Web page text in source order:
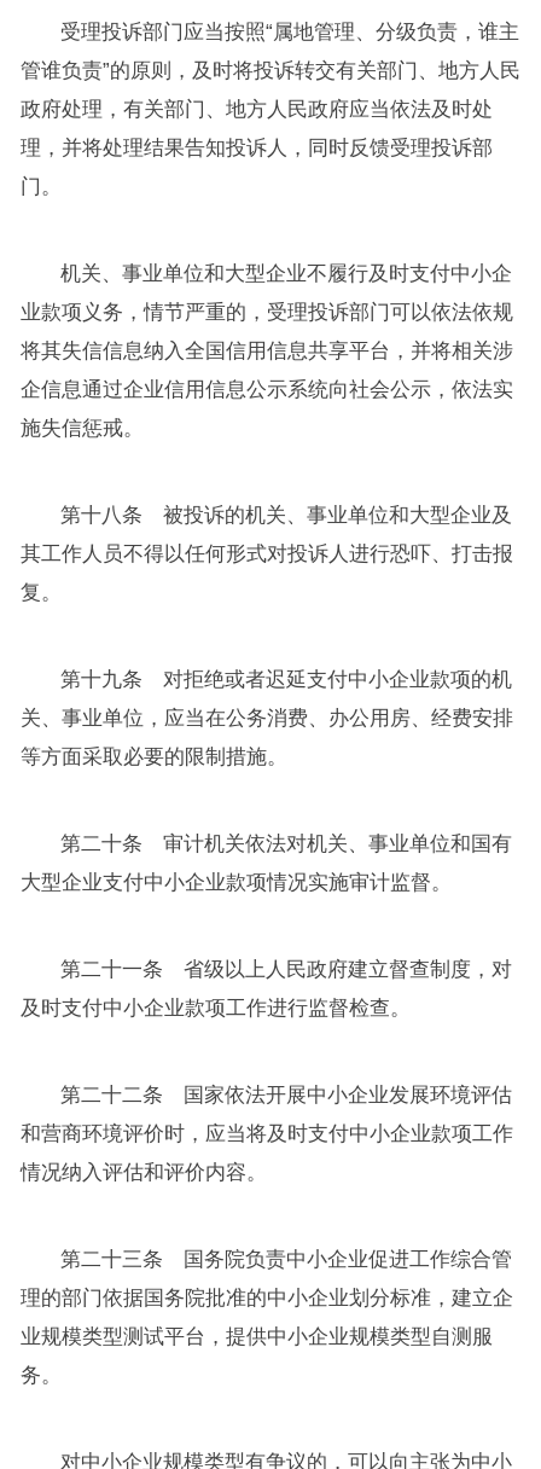
受理投诉部门应当按照“属地管理、分级负责，谁主
管谁负责”的原则，及时将投诉转交有关部门、地方人民
政府处理，有关部门、地方人民政府应当依法及时处
理，并将处理结果告知投诉人，同时反馈受理投诉部
门。
机关、事业单位和大型企业不履行及时支付中小企
业款项义务，情节严重的，受理投诉部门可以依法依规
将其失信信息纳入全国信用信息共享平台，并将相关涉
企信息通过企业信用信息公示系统向社会公示，依法实
施失信惩戒。
第十八条 被投诉的机关、事业单位和大型企业及
其工作人员不得以任何形式对投诉人进行恐吓、打击报
复。
第十九条 对拒绝或者迟延支付中小企业款项的机
关、事业单位，应当在公务消费、办公用房、经费安排
等方面采取必要的限制措施。
第二十条 审计机关依法对机关、事业单位和国有
大型企业支付中小企业款项情况实施审计监督。
第二十一条 省级以上人民政府建立督查制度，对
及时支付中小企业款项工作进行监督检查。
第二十二条 国家依法开展中小企业发展环境评估
和营商环境评价时，应当将及时支付中小企业款项工作
情况纳入评估和评价内容。
第二十三条 国务院负责中小企业促进工作综合管
理的部门依据国务院批准的中小企业划分标准，建立企
业规模类型测试平台，提供中小企业规模类型自测服
务。
对中小企业规模类型有争议的，可以向主张为中小